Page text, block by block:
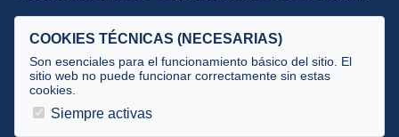
Selecciones
Tecnificación
JUECES Y OFICIALES
COOKIES TÉCNICAS (NECESARIAS)
Son esenciales para el funcionamiento básico del sitio. El
sitio web no puede funcionar correctamente sin estas
cookies.
Siempre activas